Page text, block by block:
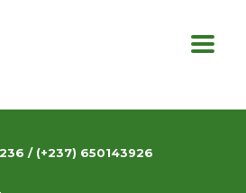
/ (+237) 650143926